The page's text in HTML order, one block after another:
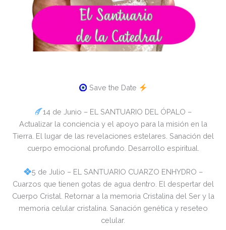
Save the Date
14 de Junio – EL SANTUARIO DEL ÓPALO –
Actualizar la conciencia y el apoyo para la misión en la
Tierra. El lugar de las revelaciones estelares. Sanación del
cuerpo emocional profundo. Desarrollo espiritual.
5 de Julio – EL SANTUARIO CUARZO ENHYDRO –
Cuarzos que tienen gotas de agua dentro. El despertar del
Cuerpo Cristal. Retornar a la memoria Cristalina del Ser y la
memoria celular cristalina. Sanación genética y reseteo
celular.